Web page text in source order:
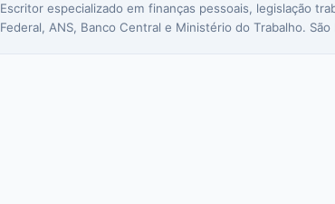
Escritor especializado em finanças pessoais, legislação
Federal, ANS, Banco Central e Ministério do Trabalho. São